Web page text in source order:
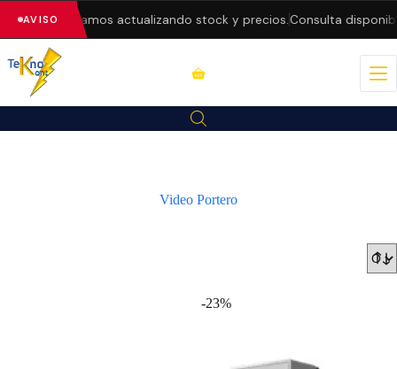
AVISO
— estamos actualizando stock y precios.Consulta disponibilidad
Video Portero
-23%